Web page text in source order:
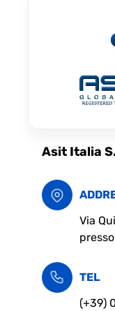
Asit Italia
Via
TEL
(+39)